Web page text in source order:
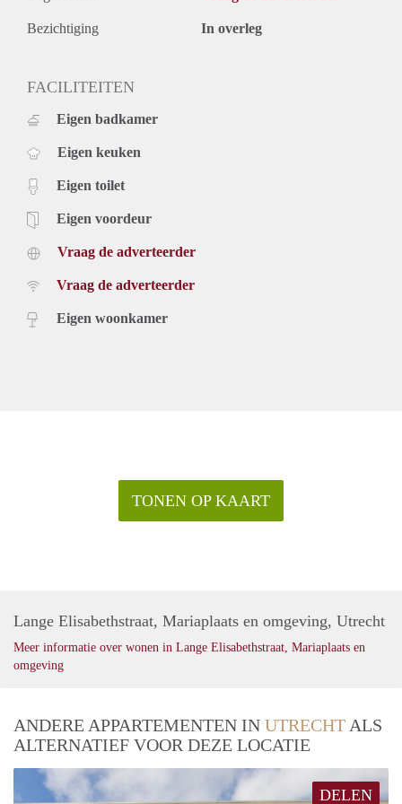
upholstery, furniture and kitchen equipment. Exclusive taxes.
Rental price based on a minimum rental period of 12 months,
telephone or register on our website at any time.
Bezichtiging In overleg
FACILITEITEN
Eigen badkamer
Eigen keuken
Eigen toilet
Eigen voordeur
Vraag de adverteerder
Vraag de adverteerder
Eigen woonkamer
TONEN OP KAART
Lange Elisabethstraat, Mariaplaats en omgeving, Utrecht
Meer informatie over wonen in Lange Elisabethstraat, Mariaplaats en
omgeving
ANDERE APPARTEMENTEN IN UTRECHT ALS
ALTERNATIEF VOOR DEZE LOCATIE
DELEN